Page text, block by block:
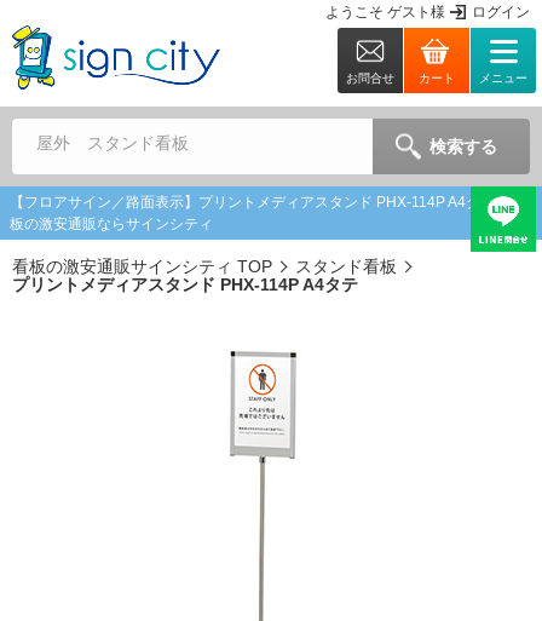
ようこそ ゲスト 様 ログイン
お問合せ カート メニュー
屋外 スタンド看板 検索する
【フロアサイン／路面表示】プリントメディアスタンド PHX-114P A4タテ | 看
板の激安通販ならサインシティ
看板の激安通販サインシティ TOP
スタンド看板
プリントメディアスタンド PHX-114P A4タテ